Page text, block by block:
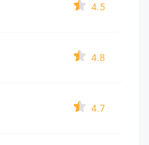
4.5
4.8
4.7